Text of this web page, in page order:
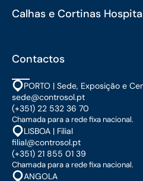
Calhas e Cortinas
Contactos
PORTO | Sede, Exposição e
sede@controsol.pt
(+351) 22 532 36 70
Chamada para a rede fixa nacional.
LISBOA | Filial
filial@controsol.pt
(+351) 21 855 01 39
Chamada para a rede fixa nacional.
ANGOLA